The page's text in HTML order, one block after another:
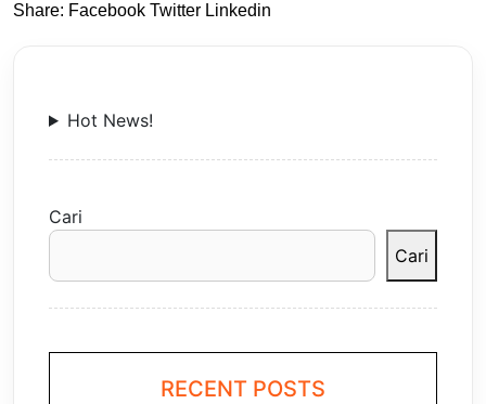
Share: Facebook Twitter Linkedin
Hot News!
Cari
Cari
RECENT POSTS